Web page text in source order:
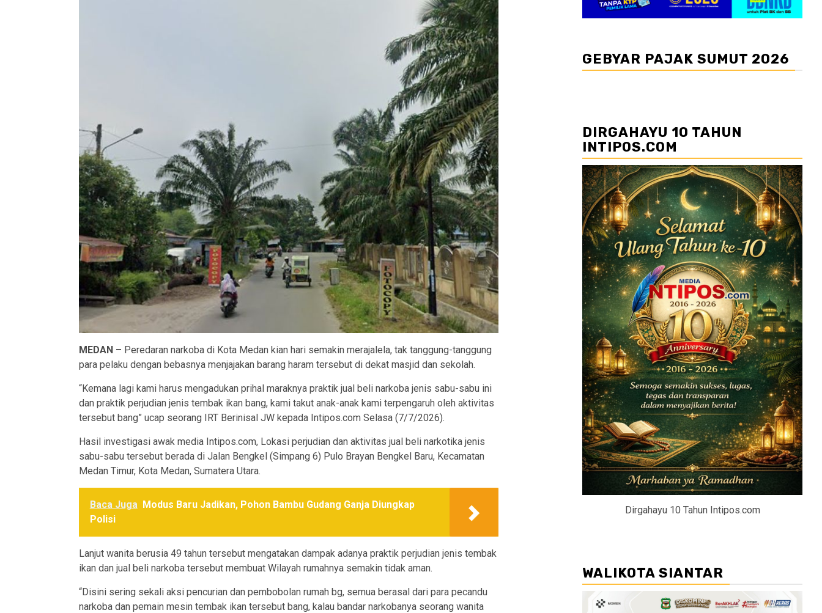
MEDAN – Peredaran narkoba di Kota Medan kian hari semakin merajalela, tak tanggung-tanggung
para pelaku dengan bebasnya menjajakan barang haram tersebut di dekat masjid dan sekolah.
“Kemana lagi kami harus mengadukan prihal maraknya praktik jual beli narkoba jenis sabu-sabu ini
dan praktik perjudian jenis tembak ikan bang, kami takut anak-anak kami terpengaruh oleh aktivitas
tersebut bang” ucap seorang IRT Berinisal JW kepada Intipos.com Selasa (7/7/2026).
Hasil investigasi awak media Intipos.com, Lokasi perjudian dan aktivitas jual beli narkotika jenis
sabu-sabu tersebut berada di Jalan Bengkel (Simpang 6) Pulo Brayan Bengkel Baru, Kecamatan
Medan Timur, Kota Medan, Sumatera Utara.
Baca Juga Modus Baru Jadikan, Pohon Bambu Gudang Ganja Diungkap
Polisi
Lanjut wanita berusia 49 tahun tersebut mengatakan dampak adanya praktik perjudian jenis tembak
ikan dan jual beli narkoba tersebut membuat Wilayah rumahnya semakin tidak aman.
“Disini sering sekali aksi pencurian dan pembobolan rumah bg, semua berasal dari para pecandu
narkoba dan pemain mesin tembak ikan tersebut bang, kalau bandar narkobanya seorang wanita
GEBYAR PAJAK SUMUT 2026
DIRGAHAYU 10 TAHUN
INTIPOS.COM
Dirgahayu 10 Tahun Intipos.com
WALIKOTA SIANTAR